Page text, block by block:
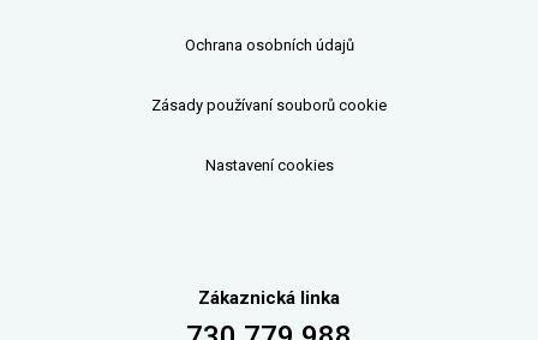
Ochrana osobních údajů
Zásady používaní souborů cookie
Nastavení cookies
Zákaznická linka